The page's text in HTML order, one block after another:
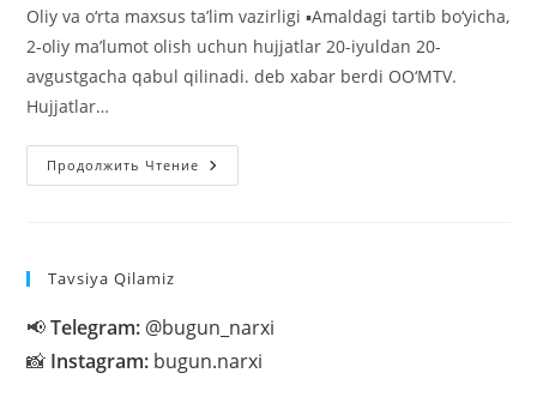
Oliy va o‘rta maxsus ta’lim vazirligi ▪️Amaldagi tartib bo‘yicha,
2-oliy ma’lumot olish uchun hujjatlar 20-iyuldan 20-
avgustgacha qabul qilinadi. deb xabar berdi OO‘MTV.
Hujjatlar…
Продолжить Чтение 2-
Mutaxassislik
Tavsiya Qilamiz
📢Telegram: @bugun_narxi
📸 Instagram: bugun.narxi